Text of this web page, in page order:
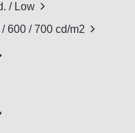
/ Low
600 / 700 cd/m2